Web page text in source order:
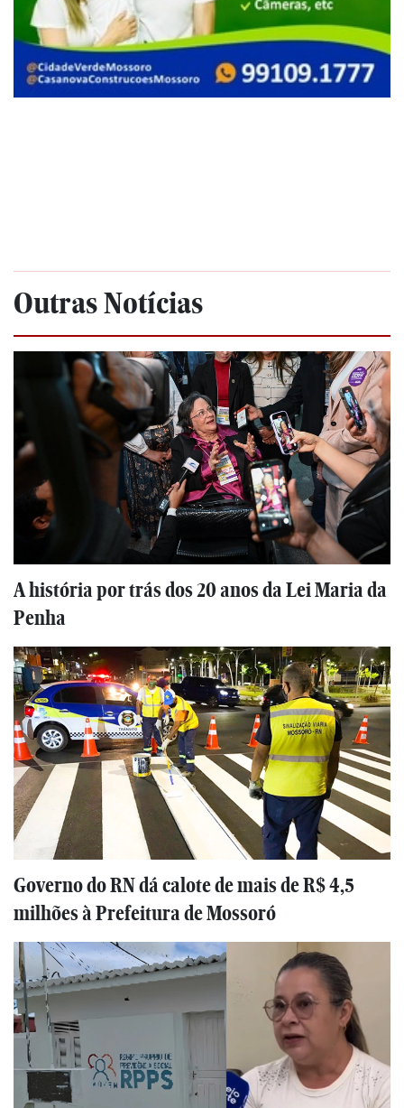
Outras Notícias
A história por trás dos 20 anos da Lei Maria da
Penha
Governo do RN dá calote de mais de R$ 4,5
milhões à Prefeitura de Mossoró